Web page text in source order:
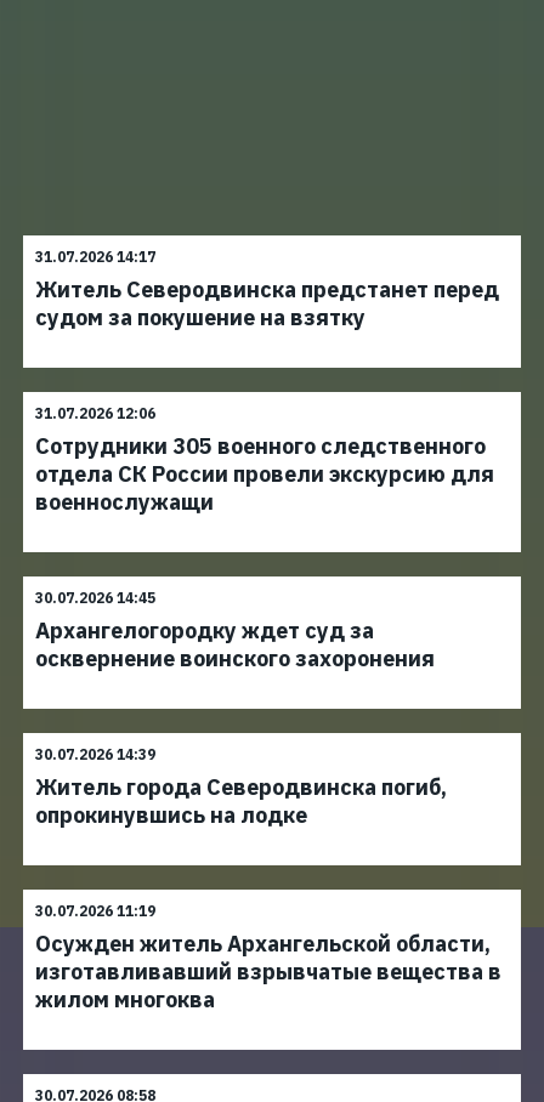
31.07.2026 14:17
Житель Северодвинска предстанет перед
судом за покушение на взятку
31.07.2026 12:06
Сотрудники 305 военного следственного
отдела СК России провели экскурсию для
военнослужащи
30.07.2026 14:45
Архангелогородку ждет суд за
осквернение воинского захоронения
30.07.2026 14:39
Житель города Северодвинска погиб,
опрокинувшись на лодке
30.07.2026 11:19
Осужден житель Архангельской области,
изготавливавший взрывчатые вещества в
жилом многоква
30.07.2026 08:58